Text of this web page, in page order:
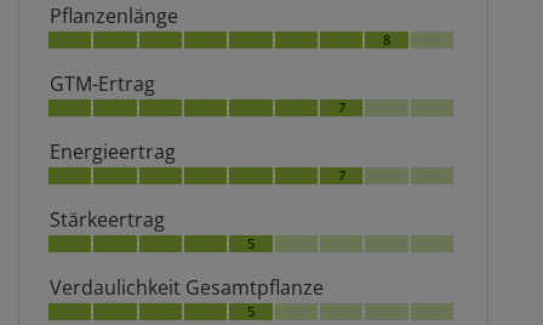
Pflanzenlänge
8
GTM-Ertrag
7
Energieertrag
7
Stärkeertrag
5
Verdaulichkeit Gesamtpflanze
5